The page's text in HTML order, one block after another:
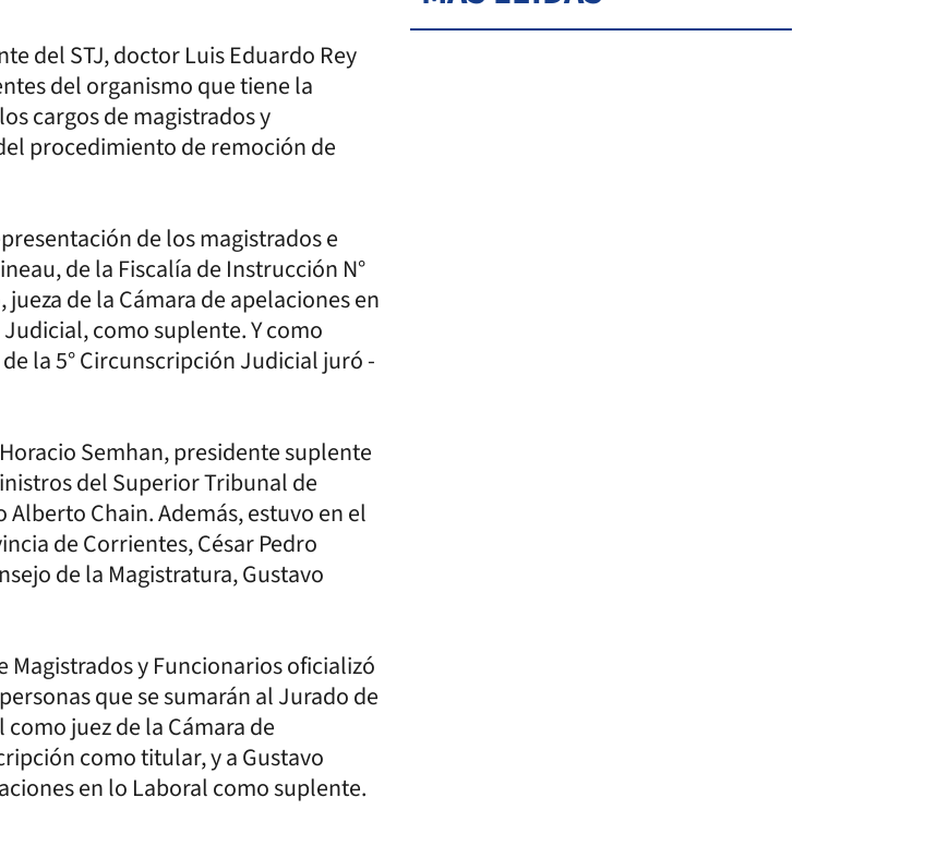
del STJ, doctor Luis Eduardo Rey
del organismo que tiene la
cargos de magistrados y
procedimiento de remoción de
de los magistrados e
de la Fiscalía de Instrucción N°
de la Cámara de apelaciones en
como suplente. Y como
la 5° Circunscripción Judicial juró -
Semhan, presidente suplente
del Superior Tribunal de
Chain. Además, estuvo en el
de Corrientes, César Pedro
de la Magistratura, Gustavo
y Funcionarios oficializó
que se sumarán al Jurado de
juez de la Cámara de
como titular, y a Gustavo
en lo Laboral como suplente.